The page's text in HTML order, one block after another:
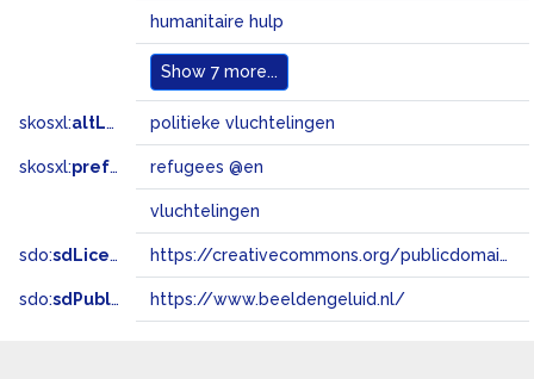
humanitaire hulp
Show 7 more...
skosxl:altLabel politieke vluchtelingen
skosxl:prefLabel refugees @en
vluchtelingen
sdo:sdLicense https://creativecommons.org/publicdomain/zero/1.0/
sdo:sdPublisher https://www.beeldengeluid.nl/